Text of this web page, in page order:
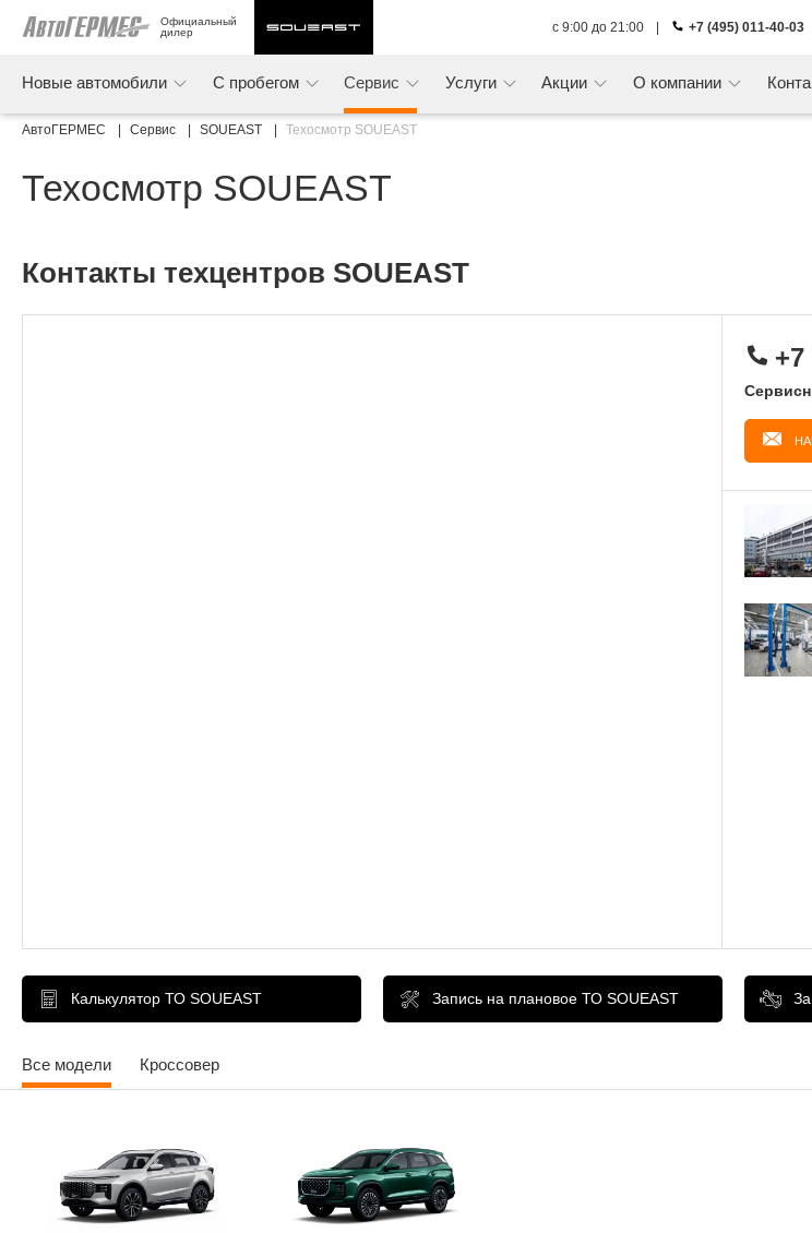
Официальный
дилер
с 9:00 до 21:00 +7 (495) 011-40-03
Новые автомобили С пробегом Сервис Услуги Акции О компании
АвтоГЕРМЕС Сервис SOUEAST Техосмотр SOUEAST
Техосмотр SOUEAST
Контакты техцентров SOUEAST
+7
Калькулятор ТО SOUEAST Запись на плановое ТО SOUEAST
Все модели Кроссовер